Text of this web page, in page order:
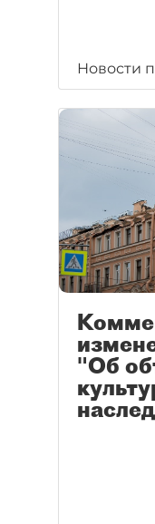
Новости
"Об